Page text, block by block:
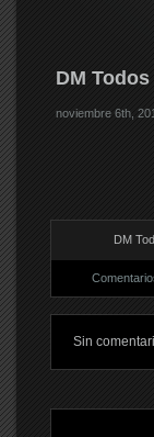
DM
noviembre 6th,
DM
Sin